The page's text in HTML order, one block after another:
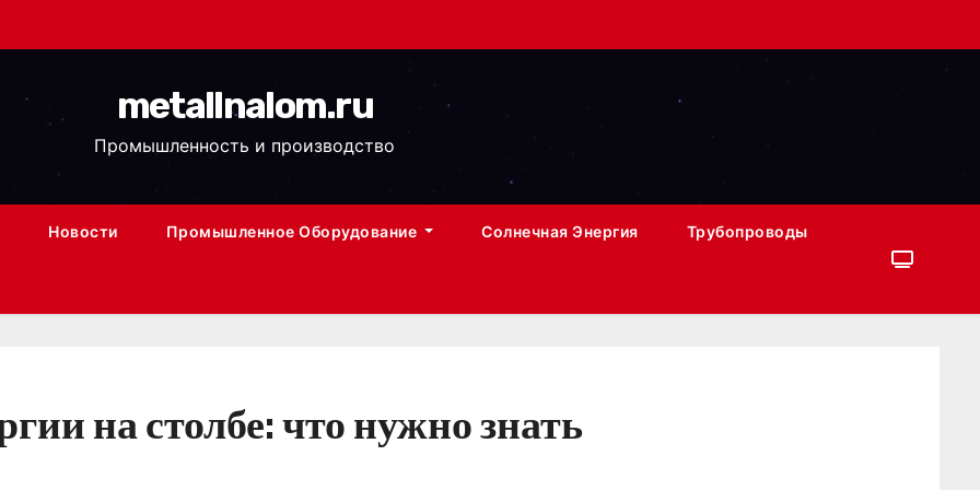
metallnalom.ru
Промышленность и производство
Новости Промышленное Оборудование Солнечная Энергия Трубопроводы
на столбе: что нужно знать